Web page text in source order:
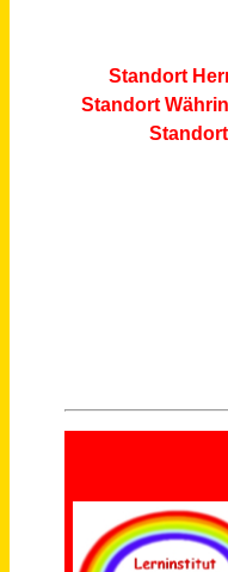
Standort
Standort